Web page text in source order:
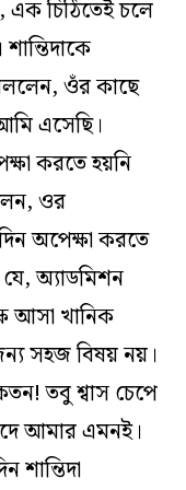
এক চিঠিতেই চলে
ওঁর কাছে
এসেছি।
করতে হয়নি
ওর
অপেক্ষা করতে
অ্যাডমিশন
আসা খানিক
সহজ বিষয় নয়।
তবু শ্বাস চেপে
আমার এমনই।
শান্তিদা